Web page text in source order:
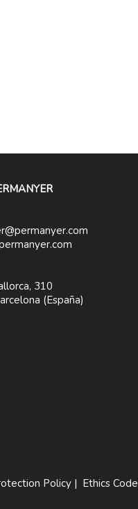
310
(España)
Policy| Ethics Code